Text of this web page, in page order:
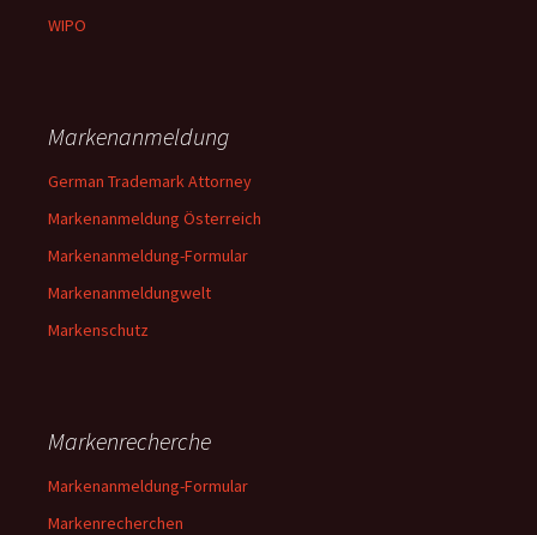
WIPO
Markenanmeldung
German Trademark Attorney
Markenanmeldung Österreich
Markenanmeldung-Formular
Markenanmeldungwelt
Markenschutz
Markenrecherche
Markenanmeldung-Formular
Markenrecherchen